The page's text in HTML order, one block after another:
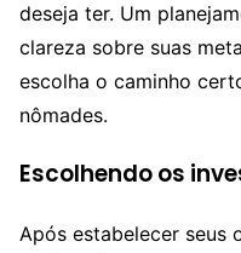
deseja ter. Um
clareza sobre suas
escolha o caminho
nômades.
Escolhendo os
Após estabelecer seus